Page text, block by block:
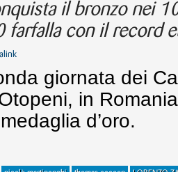
il bronzo nei
farfalla con il record
giornata dei
in
d’oro.